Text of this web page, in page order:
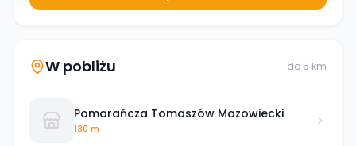
W pobliżu do 5 km
Pomarańcza Tomaszów Mazowiecki
130 m